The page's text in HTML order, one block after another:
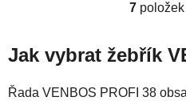
l
d
7
Jak vybrat žebřík
Řada VENBOS PROFI 38